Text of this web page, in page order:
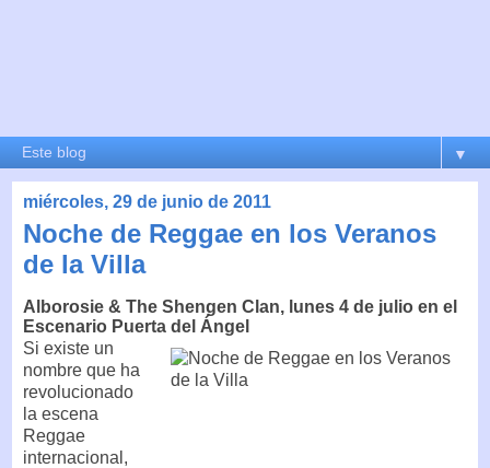
▼
miércoles, 29 de junio de 2011
Noche de Reggae en los Veranos
de la Villa
Alborosie & The Shengen Clan, lunes 4 de julio en el
Escenario Puerta del Ángel
Si existe un
nombre que ha
revolucionado
la escena
Reggae
internacional,